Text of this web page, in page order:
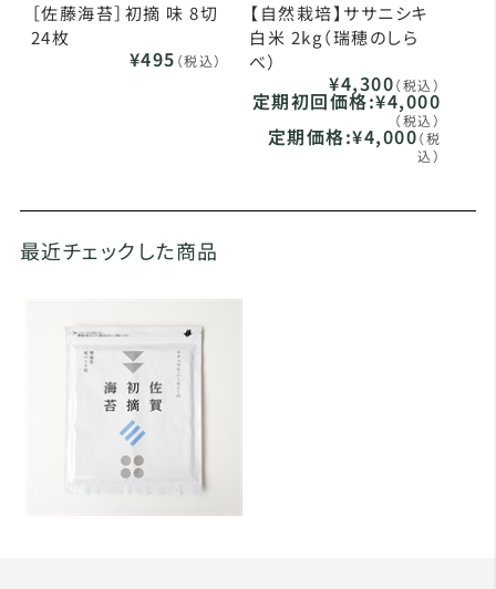
［佐藤海苔］初摘 味 8切
24枚
¥495 （税込）
【自然栽培】ササニシキ
白米 2kg（瑞穂のしら
べ）
¥4,300（税込）
定期初回価格:¥4,000
（税込）
定期価格:¥4,000（税
込）
最近チェックした商品